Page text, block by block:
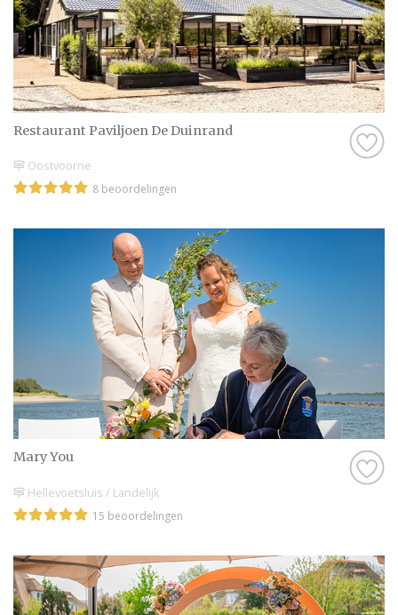
Restaurant Paviljoen De Duinrand
Oostvoorne
8 beoordelingen
Mary You
Hellevoetsluis / Landelijk
15 beoordelingen